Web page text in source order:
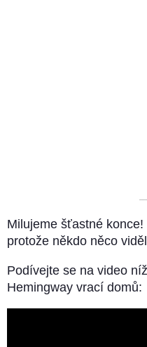
Milujeme šťastné
protože někdo něco
Podívejte se na video
Hemingway vrací domů: